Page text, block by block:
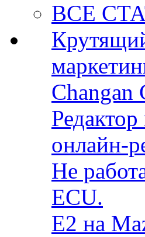
ВСЕ
Changan
онлайн-
Не
ECU.
E2 на